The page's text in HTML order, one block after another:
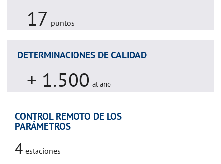
17 puntos
DETERMINACIONES DE CALIDAD
+ 1.500 al año
CONTROL REMOTO DE LOS
PARÁMETROS
4 estaciones